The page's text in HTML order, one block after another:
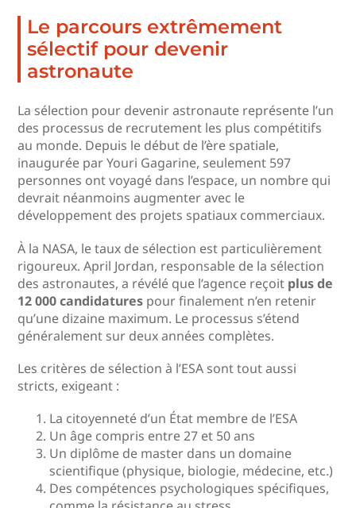
Le parcours extrêmement
sélectif pour devenir
astronaute
La sélection pour devenir astronaute représente l’un
des processus de recrutement les plus compétitifs
au monde. Depuis le début de l’ère spatiale,
inaugurée par Youri Gagarine, seulement 597
personnes ont voyagé dans l’espace, un nombre qui
devrait néanmoins augmenter avec le
développement des projets spatiaux commerciaux.
À la NASA, le taux de sélection est particulièrement
rigoureux. April Jordan, responsable de la sélection
des astronautes, a révélé que l’agence reçoit plus de
12 000 candidatures pour finalement n’en retenir
qu’une dizaine maximum. Le processus s’étend
généralement sur deux années complètes.
Les critères de sélection à l’ESA sont tout aussi
stricts, exigeant :
La citoyenneté d’un État membre de l’ESA
Un âge compris entre 27 et 50 ans
Un diplôme de master dans un domaine
scientifique (physique, biologie, médecine, etc.)
Des compétences psychologiques spécifiques,